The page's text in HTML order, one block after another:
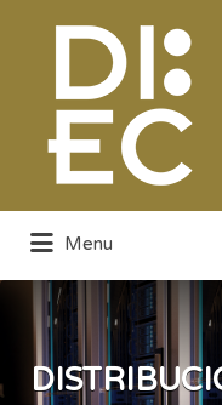
Electrónica
Buscar
Menu